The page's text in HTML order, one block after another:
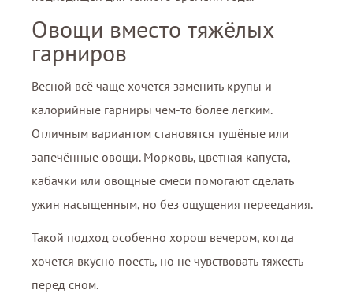
Овощи вместо тяжёлых
гарниров
Весной всё чаще хочется заменить крупы и
калорийные гарниры чем-то более лёгким.
Отличным вариантом становятся тушёные или
запечённые овощи. Морковь, цветная капуста,
кабачки или овощные смеси помогают сделать
ужин насыщенным, но без ощущения переедания.
Такой подход особенно хорош вечером, когда
хочется вкусно поесть, но не чувствовать тяжесть
перед сном.